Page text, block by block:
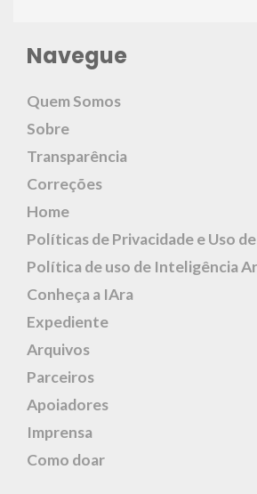
Navegue
Quem Somos
Sobre
Transparência
Correções
Home
Políticas de Privacidade e Uso
Política de uso de Inteligência
Conheça a IAra
Expediente
Arquivos
Parceiros
Apoiadores
Imprensa
Como doar